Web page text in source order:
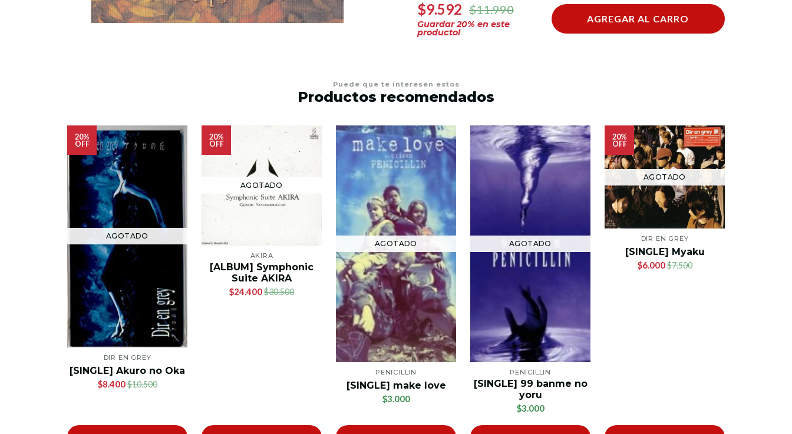
$9.592 $11.990
Guardar20% en este
producto!
AGREGAR AL CARRO
Puede que te interesen estos
Productos recomendados
20%
OFF
AGOTADO
DIR EN GREY
[SINGLE] Akuro no Oka
$8.400$10.500
20%
OFF
AGOTADO
AKIRA
[ALBUM] Symphonic
Suite AKIRA
$24.400$30.500
AGOTADO
PENICILLIN
[SINGLE] make love
$3.000
AGOTADO
PENICILLIN
[SINGLE] 99 banme no
yoru
$3.000
20%
OFF
AGOTADO
DIR EN GREY
[SINGLE] Myaku
$6.000$7.500